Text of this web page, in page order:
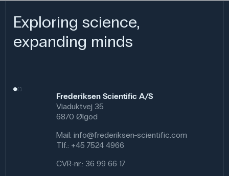
Exploring science,
expanding minds
Frederiksen Scientific A/S
Viaduktvej 35
6870 Ølgod
Mail: info@frederiksen-scientific.com
Tlf.: +45 7524 4966
CVR-nr.: 36 99 66 17